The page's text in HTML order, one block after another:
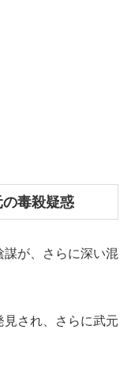
毒殺疑惑
謀が、さらに深い混
され、さらに武元